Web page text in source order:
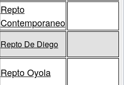
Repto
Contemporaneo
Repto De Diego
Repto Oyola